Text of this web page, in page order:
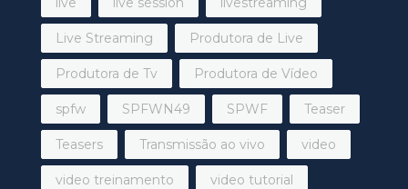
Live Streaming Produtora de Live
Produtora de Tv Produtora de Vídeo
spfw SPFWN49 SPWF Teaser
Teasers Transmissão ao vivo video
video treinamento video tutorial